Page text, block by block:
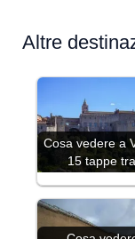
Altre
Cosa vedere a
15 tappe